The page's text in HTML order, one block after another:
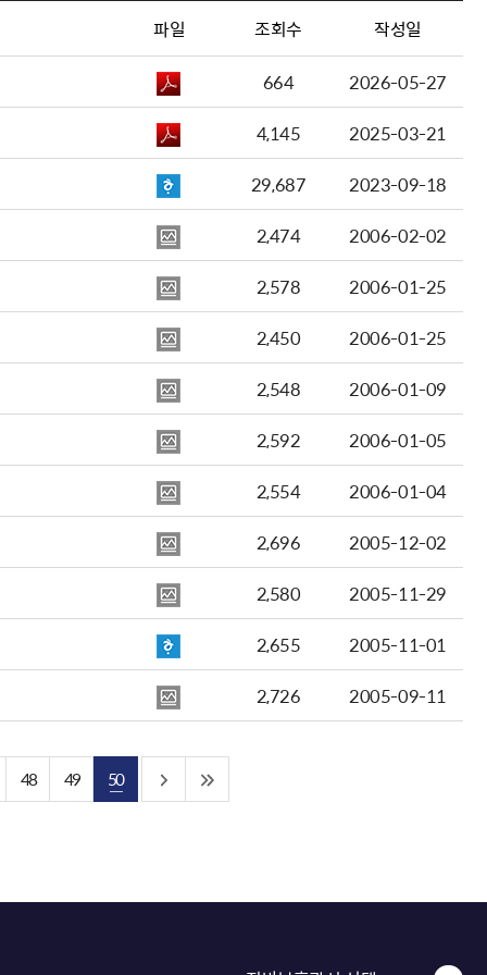
파일 조회수 작성일
664
2026-05-27
4,145
2025-03-21
29,687
2023-09-18
2,474
2006-02-02
2,578
2006-01-25
2,450
2006-01-25
2,548
2006-01-09
2,592
2006-01-05
2,554
2006-01-04
2,696
2005-12-02
2,580
2005-11-29
2,655
2005-11-01
2,726
2005-09-11
48 49 50